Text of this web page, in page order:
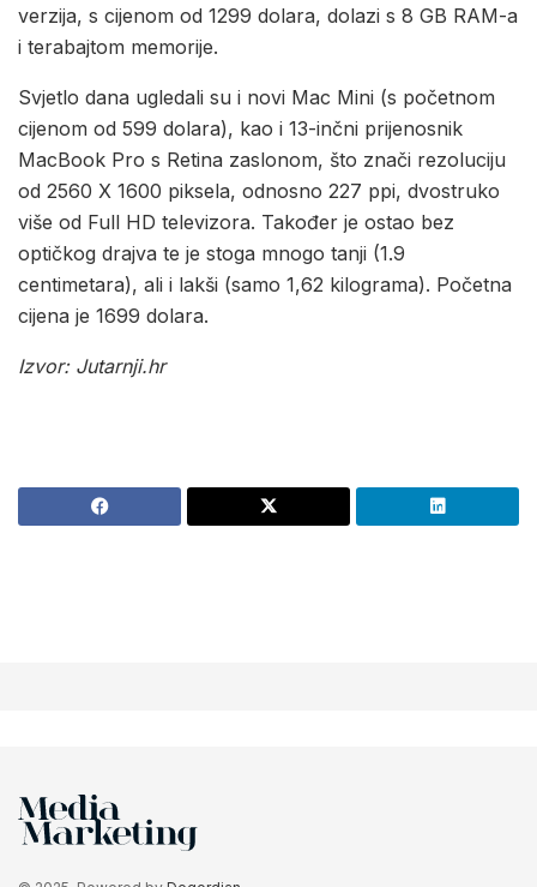
verzija, s cijenom od 1299 dolara, dolazi s 8 GB RAM-a
i terabajtom memorije.
Svjetlo dana ugledali su i novi Mac Mini (s početnom
cijenom od 599 dolara), kao i 13-inčni prijenosnik
MacBook Pro s Retina zaslonom, što znači rezoluciju
od 2560 X 1600 piksela, odnosno 227 ppi, dvostruko
više od Full HD televizora. Također je ostao bez
optičkog drajva te je stoga mnogo tanji (1.9
centimetara), ali i lakši (samo 1,62 kilograma). Početna
cijena je 1699 dolara.
Izvor: Jutarnji.hr